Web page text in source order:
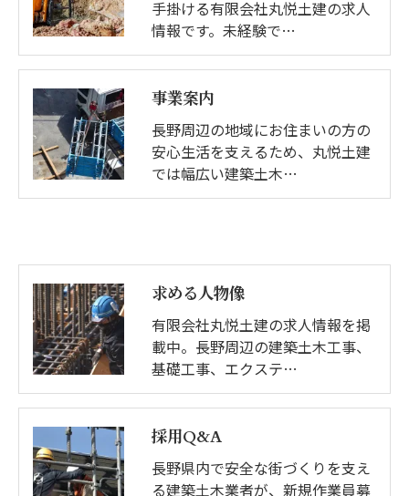
手掛ける有限会社丸悦土建の求人
情報です。未経験で…
事業案内
長野周辺の地域にお住まいの方の
安心生活を支えるため、丸悦土建
では幅広い建築土木…
求める人物像
有限会社丸悦土建の求人情報を掲
載中。長野周辺の建築土木工事、
基礎工事、エクステ…
採用Q&A
長野県内で安全な街づくりを支え
る建築土木業者が、新規作業員募